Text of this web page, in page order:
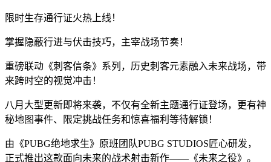
限时生存通行证火热上线！
掌握隐蔽行进与伏击技巧，主宰战场节奏！
重磅联动《刺客信条》系列，历史刺客元素融入未来战场，带
来跨时空的视觉冲击！
八月大型更新即将来袭，不仅有全新主题通行证登场，更有神
秘地图事件、限定挑战任务和惊喜福利等待解锁！
由《PUBG绝地求生》原班团队PUBG STUDIOS匠心研发，
正式推出这款面向未来的战术射击新作——《未来之役》。